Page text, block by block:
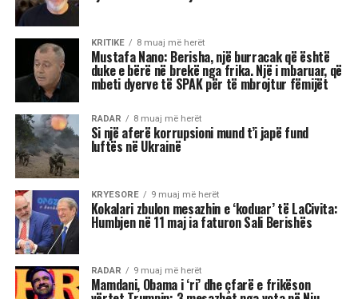
konsiderohen më xheloze:
Akrepi
I njohur për intensitetin e tij emocional, akrepi
shpesh konkurron në heshtje. Kur ndjen se është
tejkaluar, mund të mbajë mëri dhe të tërhiqet
nga të tjerët.
Luani
Luanët kanë nevojë të madhe për vëmendje dhe
admirim. Kur këto nevoja nuk plotësohen,
ndjenja e xhelozisë mund të bëhet e fortë. Ata
shpesh nënvlerësojnë ata që i sfidojnë në
pozicionin e tyre, sidomos në rolin udhëheqës.